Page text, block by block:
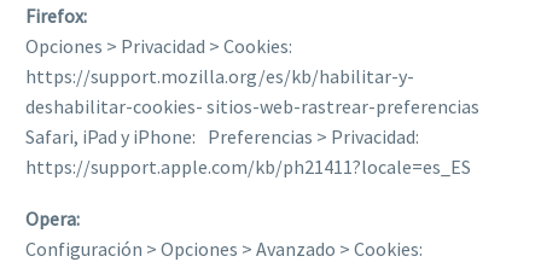
Firefox:
Opciones > Privacidad > Cookies:
https://support.mozilla.org/es/kb/habilitar-y-
deshabilitar-cookies- sitios-web-rastrear-preferencias
Safari, iPad y iPhone: Preferencias > Privacidad:
https://support.apple.com/kb/ph21411?locale=es_ES
Opera:
Configuración > Opciones > Avanzado > Cookies: